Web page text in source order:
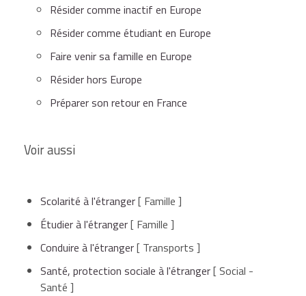
Résider comme inactif en Europe
Résider comme étudiant en Europe
Faire venir sa famille en Europe
Résider hors Europe
Préparer son retour en France
Voir aussi
Scolarité à l'étranger[ Famille ]
Étudier à l'étranger[ Famille ]
Conduire à l'étranger[ Transports ]
Santé, protection sociale à l'étranger[ Social -
Santé ]